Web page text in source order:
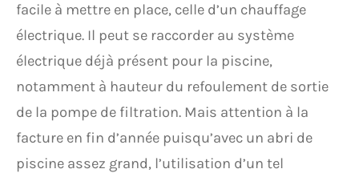
facile à mettre en place, celle d’un chauffage
électrique. Il peut se raccorder au système
électrique déjà présent pour la piscine,
notamment à hauteur du refoulement de sortie
de la pompe de filtration. Mais attention à la
facture en fin d’année puisqu’avec un abri de
piscine assez grand, l’utilisation d’un tel